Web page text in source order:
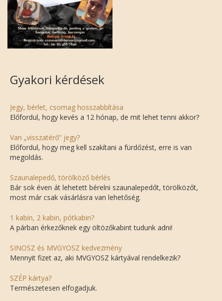
Gyakori kérdések
Jegy, bérlet, csomag hosszabbítása
Előfordul, hogy kevés a 12 hónap, de mit lehet tenni akkor?
Van „visszatérő” jegy?
Előfordul, hogy meg kell szakítani a fürdőzést, erre is van
megoldás.
Szaunalepedő, törölköző bérlés
Bár sok éven át lehetett bérelni szaunalepedőt, törölközőt,
most már csak vásárlásra van lehetőség.
1 kabin, 2 kabin, pótkabin?
A párban érkezőknek egy öltözőkabint tudunk adni!
SINOSZ és MVGYOSZ kedvezmény
Mennyit fizet az, aki MVGYOSZ kártyával rendelkezik?
SZÉP kártya?
Természetesen elfogadjuk.